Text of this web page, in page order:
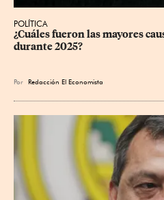
POLÍTICA
¿Cuáles fueron las mayores
durante 2025?
Por Redacción El Economista